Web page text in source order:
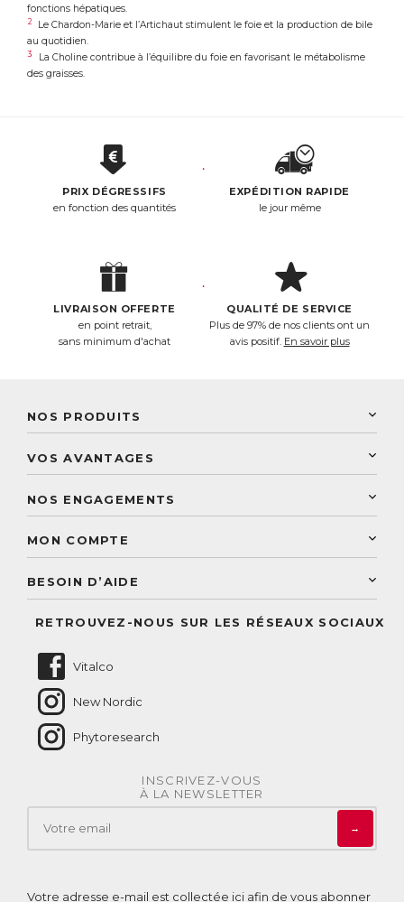
fonctions hépatiques.
2
Le Chardon-Marie et l’Artichaut stimulent le foie et la production de bile
au quotidien.
3
La Choline contribue à l’équilibre du foie en favorisant le métabolisme
des graisses.
PRIX DÉGRESSIFS
en fonction des quantités
EXPÉDITION RAPIDE
le jour même
LIVRAISON OFFERTE
en point retrait,
sans minimum d'achat
QUALITÉ DE SERVICE
Plus de 97% de nos clients ont un
avis positif. En savoir plus
NOS PRODUITS
Laboratoire Landais
Découvrez le catalogue
VOS AVANTAGES
Paiement sécurisé
Conseils personnalisés
NOS ENGAGEMENTS
Conseil personnalisé
MON COMPTE
BESOIN D’AIDE
RETROUVEZ-NOUS SUR LES RÉSEAUX SOCIAUX
Vitalco
New Nordic
Phytoresearch
INSCRIVEZ-VOUS
À LA NEWSLETTER
→
Votre adresse e-mail est collectée ici afin de vous abonner